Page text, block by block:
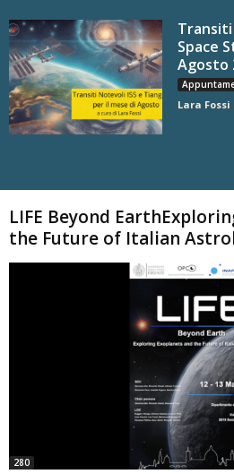
Space
Agosto
Lara Fossi
LIFE Beyond
the Future of Italian
280